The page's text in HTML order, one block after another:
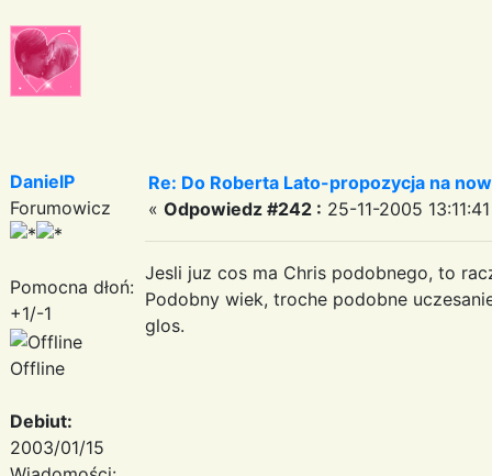
DanielP
Forumowicz
Pomocna dłoń:
+1/-1
Offline
Debiut:
2003/01/15
Re: Do Roberta Lato-propozycja na
« Odpowiedz #242 : 25-11-2005
Jesli juz cos ma Chris podobnego, to
Podobny wiek, troche podobne
glos.